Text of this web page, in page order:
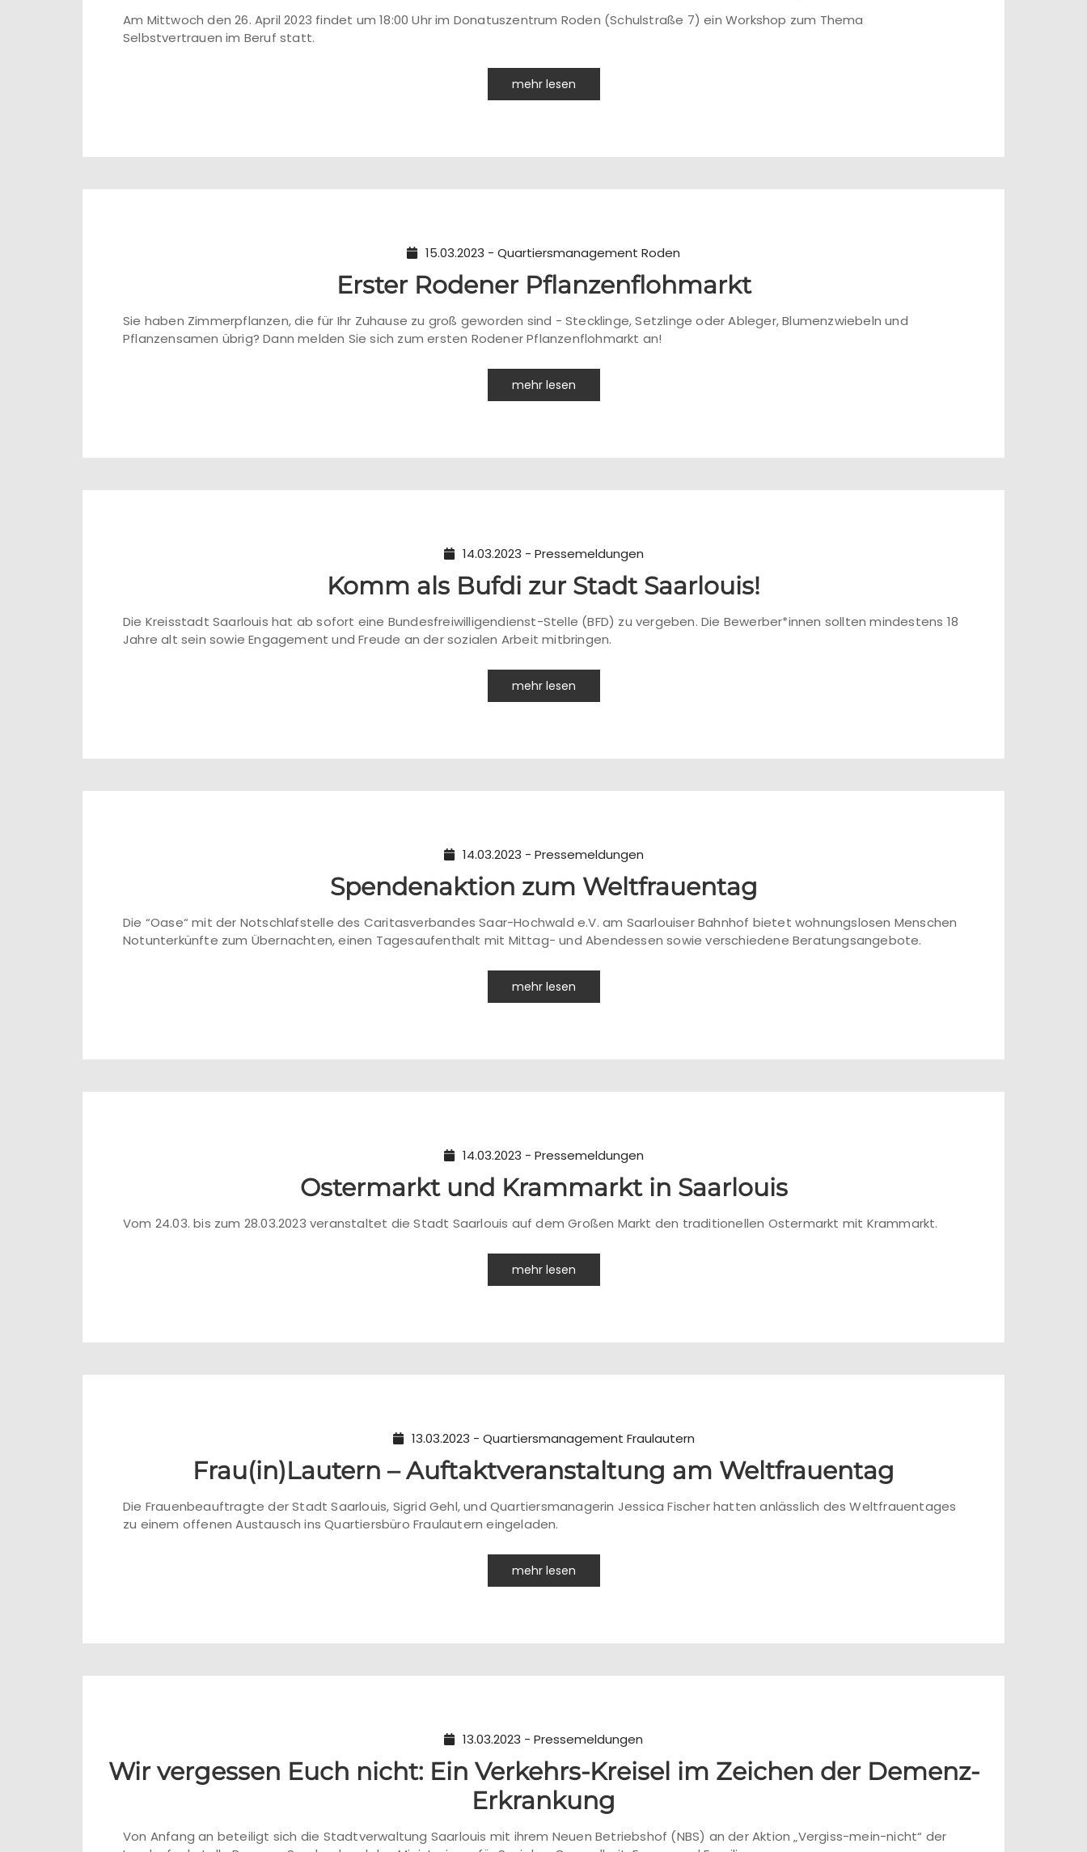
Am Mittwoch den 26. April 2023 findet um 18:00 Uhr im Donatuszentrum Roden (Schulstraße 7) ein Workshop zum Thema
Selbstvertrauen im Beruf statt.
mehr lesen
15.03.2023 - Quartiersmanagement Roden
Erster Rodener Pflanzenflohmarkt
Sie haben Zimmerpflanzen, die für Ihr Zuhause zu groß geworden sind - Stecklinge, Setzlinge oder Ableger, Blumenzwiebeln und
Pflanzensamen übrig? Dann melden Sie sich zum ersten Rodener Pflanzenflohmarkt an!
mehr lesen
14.03.2023 - Pressemeldungen
Komm als Bufdi zur Stadt Saarlouis!
Die Kreisstadt Saarlouis hat ab sofort eine Bundesfreiwilligendienst-Stelle (BFD) zu vergeben. Die Bewerber*innen sollten mindestens 18
Jahre alt sein sowie Engagement und Freude an der sozialen Arbeit mitbringen.
mehr lesen
14.03.2023 - Pressemeldungen
Spendenaktion zum Weltfrauentag
Die “Oase“ mit der Notschlafstelle des Caritasverbandes Saar-Hochwald e.V. am Saarlouiser Bahnhof bietet wohnungslosen Menschen
Notunterkünfte zum Übernachten, einen Tagesaufenthalt mit Mittag- und Abendessen sowie verschiedene Beratungsangebote.
mehr lesen
14.03.2023 - Pressemeldungen
Ostermarkt und Krammarkt in Saarlouis
Vom 24.03. bis zum 28.03.2023 veranstaltet die Stadt Saarlouis auf dem Großen Markt den traditionellen Ostermarkt mit Krammarkt.
mehr lesen
13.03.2023 - Quartiersmanagement Fraulautern
Frau(in)Lautern – Auftaktveranstaltung am Weltfrauentag
Die Frauenbeauftragte der Stadt Saarlouis, Sigrid Gehl, und Quartiersmanagerin Jessica Fischer hatten anlässlich des Weltfrauentages
zu einem offenen Austausch ins Quartiersbüro Fraulautern eingeladen.
mehr lesen
13.03.2023 - Pressemeldungen
Wir vergessen Euch nicht: Ein Verkehrs-Kreisel im Zeichen der Demenz-
Erkrankung
Von Anfang an beteiligt sich die Stadtverwaltung Saarlouis mit ihrem Neuen Betriebshof (NBS) an der Aktion „Vergiss-mein-nicht“ der